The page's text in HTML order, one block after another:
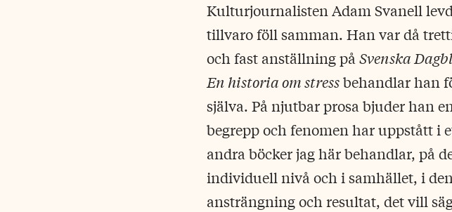
Kulturjournalisten Adam Svanell
tillvaro föll samman. Han var då
och fast anställning på Svenska
En historia om stressbehandlar han
själva. På njutbar prosa bjuder han
begrepp och fenomen har uppstått i
andra böcker jag här behandlar, på
individuell nivå och i samhället, i
ansträngning och resultat, det vill